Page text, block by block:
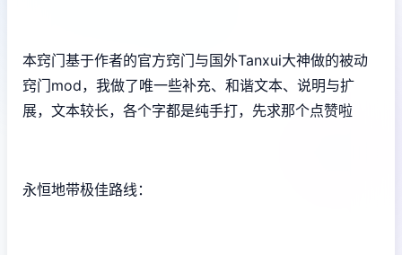
本窍门基于作者的官方窍门与国外Tanxui大神做的被动
窍门mod，我做了唯一些补充、和谐文本、说明与扩
展，文本较长，各个字都是纯手打，先求那个点赞啦
永恒地带极佳路线：